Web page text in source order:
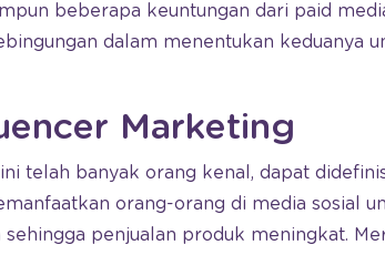
beberapa keuntungan dari paid
dalam menentukan keduanya
Marketing
telah banyak orang kenal, dapat
orang-orang di media sosial
sehingga penjualan produk meningkat.